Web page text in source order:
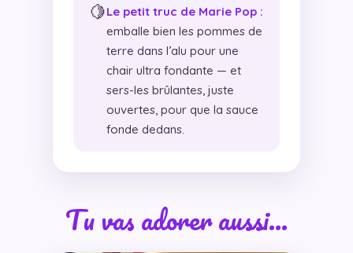
🍋Le petit truc de Marie Pop :
emballe bien les pommes de
terre dans l’alu pour une
chair ultra fondante — et
sers-les brûlantes, juste
ouvertes, pour que la sauce
fonde dedans.
Tu vas adorer aussi…